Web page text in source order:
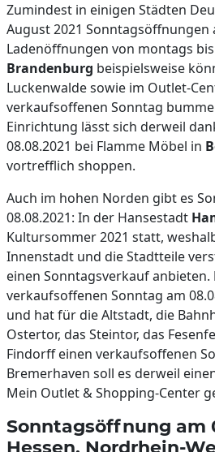
Zumindest in einigen Städten
August 2021 Sonntagsöffnungen
Ladenöffnungen von montags
Brandenburg beispielsweise
Luckenwalde sowie im Outlet-
verkaufsoffenen Sonntag
Einrichtung lässt sich derweil
08.08.2021 bei Flamme Möbel in
vortrefflich shoppen.
Auch im hohen Norden gibt es
08.08.2021: In der Hansestadt
Kultursommer 2021 statt,
Innenstadt und die Stadtteile
einen Sonntagsverkauf anbieten.
verkaufsoffenen Sonntag am
und hat für die Altstadt, die
Ostertor, das Steintor, das
Findorff einen verkaufsoffenen
Bremerhaven soll es derweil
Mein Outlet & Shopping-Center
Sonntagsöffnung am
Hessen, Nordrhein-